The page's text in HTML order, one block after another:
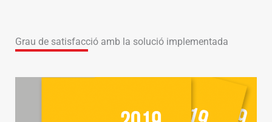
Grau de satisfacció amb la solució implementada